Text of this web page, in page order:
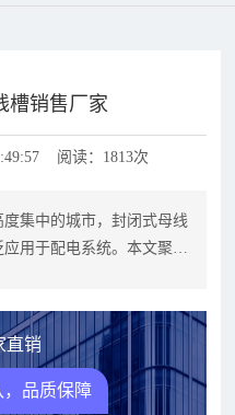
槽销售厂家
阅读：1813次
集中的城市，封闭式母线
用于配电系统。本文聚焦
直销
品质保障